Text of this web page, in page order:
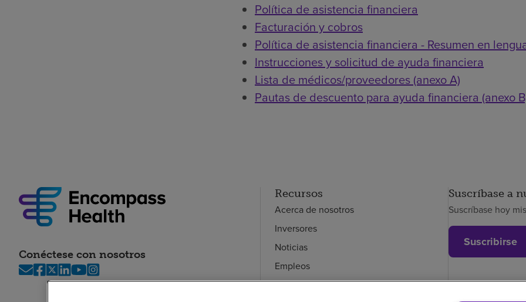
Política de asistencia financiera
Facturación y cobros
Política de asistencia financiera - Resumen en
Instrucciones y solicitud de ayuda financiera
Lista de médicos/proveedores (anexo A)
Pautas de descuento para ayuda financiera (anexo
Conéctese con nosotros
Recursos
Acerca de nosotros
Inversores
Noticias
Empleos
Empleados
Suscríbase a
Suscríbase hoy
Suscribirse